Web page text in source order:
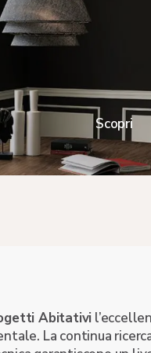
Scopri
Abitativi
La continua